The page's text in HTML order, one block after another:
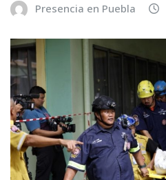
Presencia en Puebla